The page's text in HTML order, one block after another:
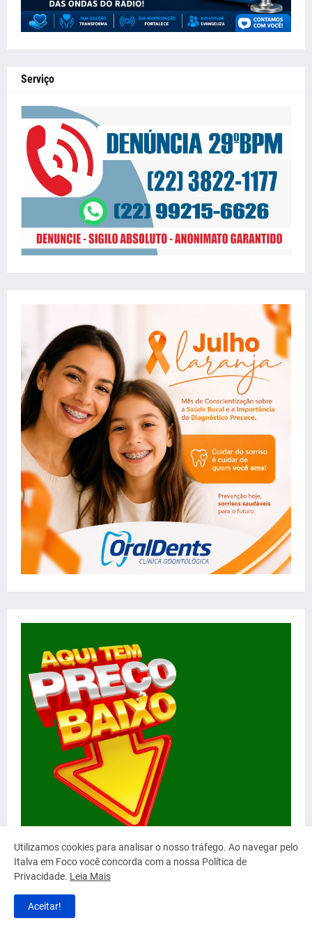
Serviço
Utilizamos cookies para analisar o nosso tráfego. Ao navegar pelo
Italva em Foco você concorda com a nossa Política de
Privacidade. Leia Mais
Aceitar!